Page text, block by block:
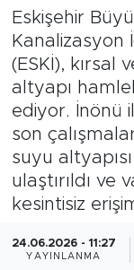
Eskişehir
Kanalizasyon
(ESKİ), kırsal
altyapı
ediyor. İnönü
son
suyu
ulaştırıldı ve
kesintisiz
24.06.2026 - 11:27
YAYINLANMA
Ekonomi
Eğitim
Sanat
Bölge
Teknoloji
Magazin
Son
Haber